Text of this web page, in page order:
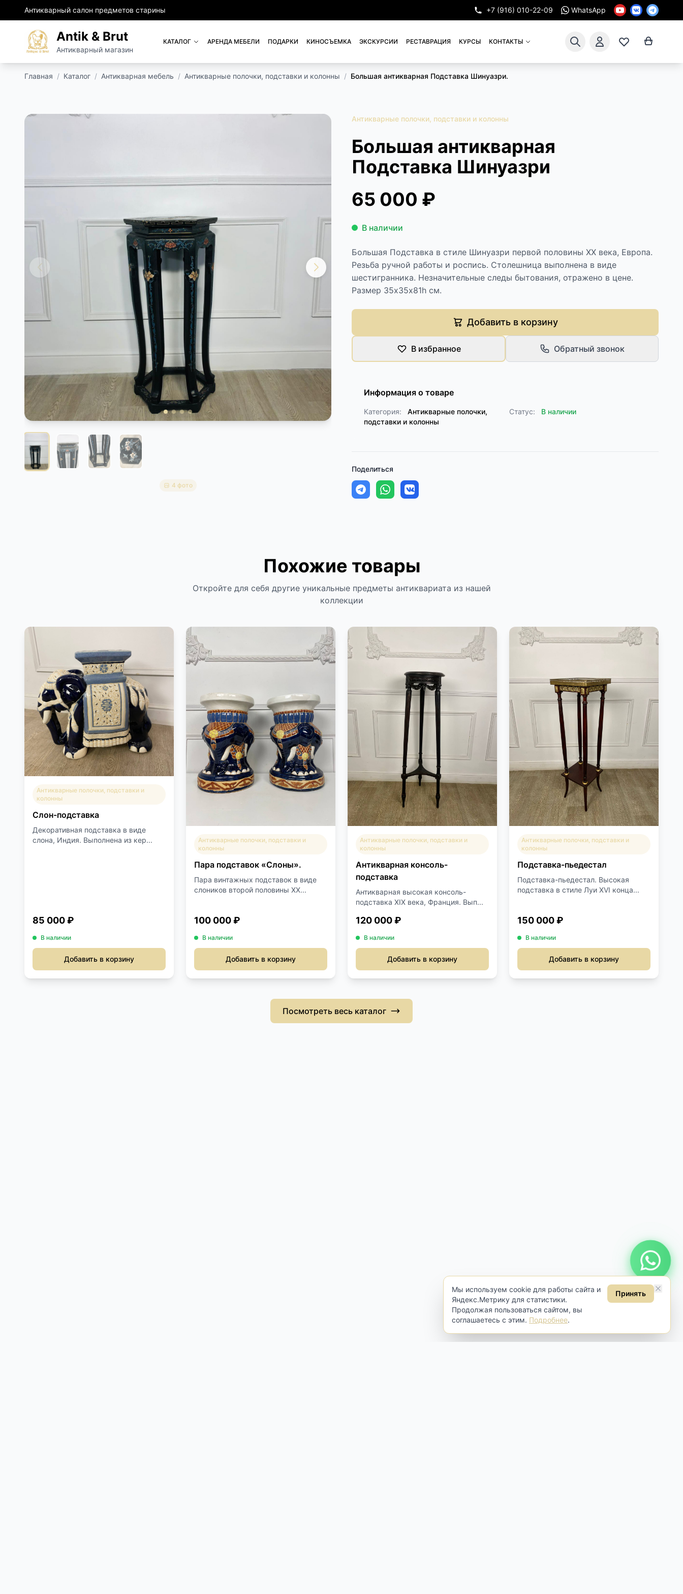
Антикварный салон предметов старины +7 (916) 010-22-09 WhatsApp
Antik & Brut
Антикварный магазин
КАТАЛОГ АРЕНДА МЕБЕЛИ ПОДАРКИ КИНОСЪЕМКА ЭКСКУРСИИ РЕСТАВРАЦИЯ КУРСЫ КОНТАКТЫ
Главная / Каталог / Антикварная мебель / Антикварные полочки, подставки и колонны / Большая антикварная Подставка Шинуазри.
4 фото
Антикварные полочки, подставки и колонны
Большая антикварная
Подставка Шинуазри
65 000 ₽
В наличии
Большая Подставка в стиле Шинуазри первой половины XX века, Европа.
Резьба ручной работы и роспись. Столешница выполнена в виде
шестигранника. Незначительные следы бытования, отражено в цене.
Размер 35х35х81h см.
Добавить в корзину
В избранное Обратный звонок
Информация о товаре
Категория:
Антикварные полочки,
подставки и колонны
Статус: В наличии
Поделиться
Похожие товары
Откройте для себя другие уникальные предметы антиквариата из нашей
коллекции
Антикварные полочки, подставки и
колонны
Слон-подставка
Декоративная подставка в виде
слона, Индия. Выполнена из кер...
85 000 ₽
В наличии
Добавить в корзину
Антикварные полочки, подставки и
колонны
Пара подставок «Слоны».
Пара винтажных подставок в виде
слоников второй половины XX...
100 000 ₽
В наличии
Добавить в корзину
Антикварные полочки, подставки и
колонны
Антикварная консоль-
подставка
Антикварная высокая консоль-
подставка XIX века, Франция. Вып...
120 000 ₽
В наличии
Добавить в корзину
Антикварные полочки, подставки и
колонны
Подставка-пьедестал
Подставка-пьедестал. Высокая
подставка в стиле Луи XVI конца...
150 000 ₽
В наличии
Добавить в корзину
Посмотреть весь каталог
Мы используем cookie для работы сайта и
Яндекс.Метрику для статистики.
Продолжая пользоваться сайтом, вы
соглашаетесь с этим. Подробнее.
Принять